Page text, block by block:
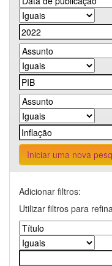
Iniciar uma nova
Adicionar filtros:
Utilizar filtros para